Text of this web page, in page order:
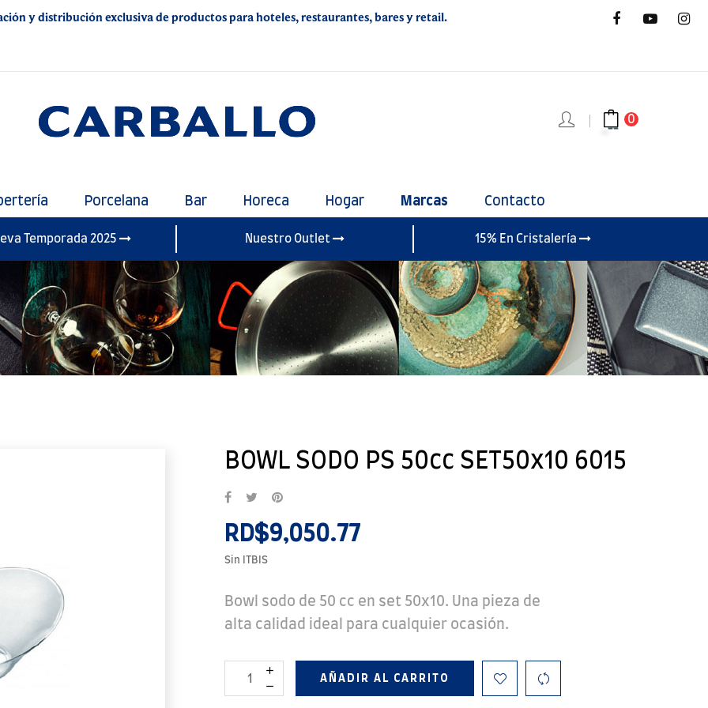
y distribución exclusiva de productos para hoteles, restaurantes, bares y retail.
0
Porcelana Bar Horeca Hogar Marcas Contacto
Temporada 2025 Nuestro Outlet 15% En Cristalería
BOWL SODO PS 50cc SET50x10 6015
RD$9,050.77
Sin ITBIS
Bowl sodo de 50 cc en set 50x10. Una pieza de
alta calidad ideal para cualquier ocasión.
AÑADIR AL CARRITO